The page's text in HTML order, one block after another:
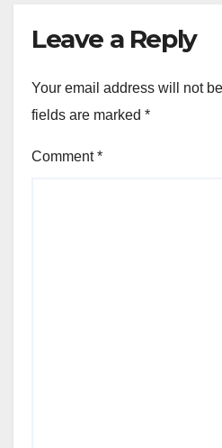
Leave a Reply
Your email address will not
fields are marked *
Comment*